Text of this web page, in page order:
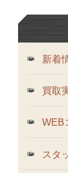
新着
買取
WEB
スタ